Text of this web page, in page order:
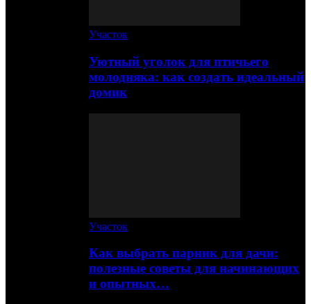
Участок
Уютный уголок для птичьего
молодняка: как создать идеальный
домик
Участок
Как выбрать парник для дачи:
полезные советы для начинающих
и опытных…